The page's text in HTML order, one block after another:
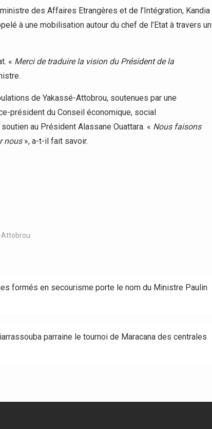
des Affaires Etrangères et de l’Intégration, Kandia
à une mobilisation autour du chef de l’Etat à travers un
« Merci de traduire la vision du Président de la
de Yakassé-Attobrou, soutenues par une
président du Conseil économique, social
au Président Alassane Ouattara. « Nous faisons
nous», a-t-il fait savoir.
formés en secourisme porte le nom du Ministre Paulin
parraine le tournoi de Maracana des centrales